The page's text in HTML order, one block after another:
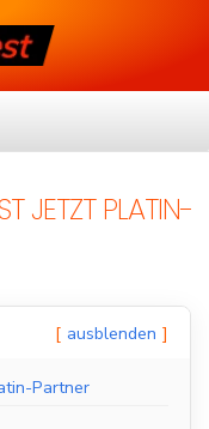
JETZT PLATIN-
ausblenden
Partner